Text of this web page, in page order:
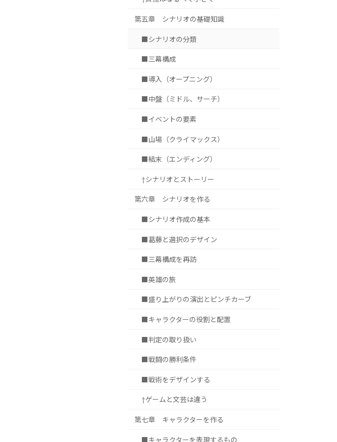
第五章 シナリオの基礎知識
■シナリオの分類
■三幕構成
■導入（オープニング）
■中盤（ミドル、サーチ）
■イベントの要素
■山場（クライマックス）
■結末（エンディング）
†シナリオとストーリー
第六章 シナリオを作る
■シナリオ作成の基本
■葛藤と選択のデザイン
■三幕構成を再訪
■英雄の旅
■盛り上がりの演出とピンチカーブ
■キャラクターの役割と配置
■判定の取り扱い
■戦闘の勝利条件
■戦術をデザインする
†ゲームと文芸は違う
第七章 キャラクターを作る
■キャラクターを表現するもの